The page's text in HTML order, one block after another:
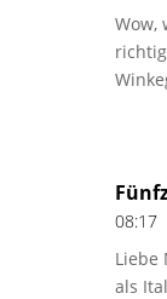
Wow,
08:17
Liebe
als